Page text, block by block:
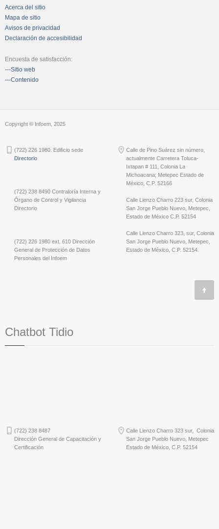
Acerca del sitio
Mapa de sitio
Avisos de privacidad
Declaración de accesibilidad
Encuesta de satisfacción:
---Sitio web
---Contenido
Copyright © Infoem, 2025
(722) 226 1980. Edificio sede
Directorio
(722) 238 8490 Contraloría Interna y
Órgano de Control y Vigilancia
Directorio
(722) 226 1980 ext. 610 Dirección
General de Protección de Datos
Personales del Infoem
Calle de Pino Suárez sin número,
actualmente Carretera Toluca-
Ixtapan # 111, Colonia La
Michoacana; Metepec Estado de
México, C.P. 52166
Calle Lienzo Charro 223 sur, Colonia
San Jorge Pueblo Nuevo, Metepec,
Estado de México C.P. 52154
Calle Lienzo Charro 323, sur, Colonia
San Jorge Pueblo Nuevo, Metepec,
Estado de México, C.P. 52154.
Chatbot Tidio
(722) 238 8487
Dirección General de Capacitación y
Certificación
Calle Lienzo Charro 323 sur, Colonia
San Jorge Pueblo Nuevo, Metepec
Estado de México, C.P. 52154